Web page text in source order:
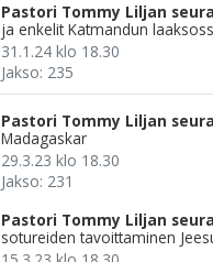
Pastori Tommy Liljan
ja enkelit Katmandun
31.1.24 klo 18.30
Jakso: 235
Pastori Tommy Liljan
Madagaskar
29.3.23 klo 18.30
Jakso: 231
Pastori Tommy Liljan
sotureiden tavoittaminen